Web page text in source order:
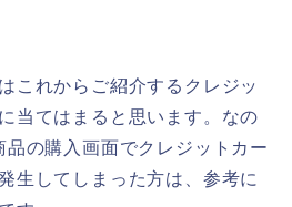
これからご紹介するクレジッ
当てはまると思います。なの
の購入画面でクレジットカー
生してしまった方は、参考に